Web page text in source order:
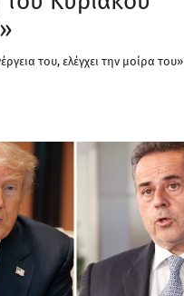
του, ελέγχει την μοίρα του»